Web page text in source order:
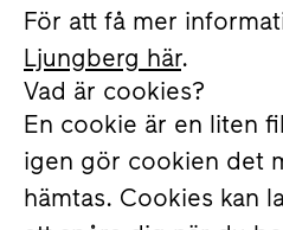
För att få mer
Ljungberg här.
Vad är cookies?
En cookie är en liten
igen gör cookien det
hämtas. Cookies kan